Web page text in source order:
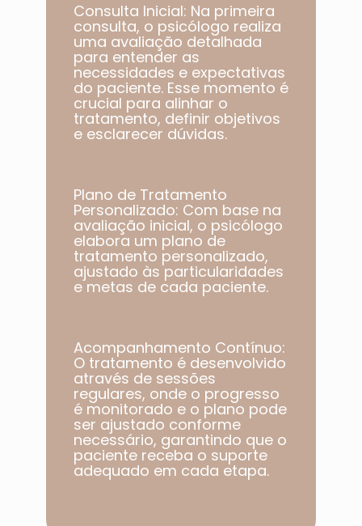
Consulta Inicial: Na primeira
consulta, o psicólogo realiza
uma avaliação detalhada
para entender as
necessidades e expectativas
do paciente. Esse momento é
crucial para alinhar o
tratamento, definir objetivos
e esclarecer dúvidas.
Plano de Tratamento
Personalizado: Com base na
avaliação inicial, o psicólogo
elabora um plano de
tratamento personalizado,
ajustado às particularidades
e metas de cada paciente.​
Acompanhamento Contínuo:
O tratamento é desenvolvido
através de sessões
regulares, onde o progresso
é monitorado e o plano pode
ser ajustado conforme
necessário, garantindo que o
paciente receba o suporte
adequado em cada etapa.​